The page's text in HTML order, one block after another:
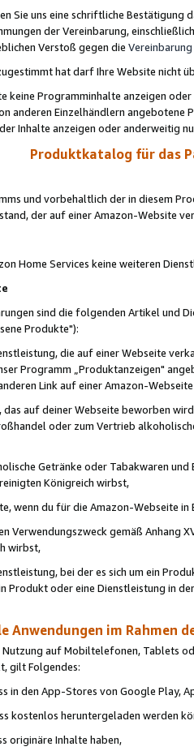
Sie uns eine schriftliche
der Vereinbarung,
Verstoß gegen die Vereinbarung
hat darf Ihre Website nicht
keine Programminhalte anzeigen
anderen Einzelhändlern
Inhalte anzeigen oder anderweitig
Produktkatalog für das
und vorbehaltlich der in diesem
der auf einer Amazon-Website
Home Services keine weiteren
sind die folgenden Artikel und
Produkte"):
die auf einer Webseite
Programm „Produktanzeigen"
Link auf einer Amazon-
auf deiner Webseite beworben
oder zum Vertrieb
Getränke oder Tabakwaren
Königreich wirbst,
wenn du für die Amazon-Webseite in
Verwendungszweck gemäß Anhang
wirbst,
bei der es sich um ein
Produkt oder eine Dienstleistung in
Anwendungen im Rahmen
Nutzung auf Mobiltelefonen, Tablets
gilt Folgendes:
in den App-Stores von Google Play,
kostenlos heruntergeladen werden
originäre Inhalte haben,